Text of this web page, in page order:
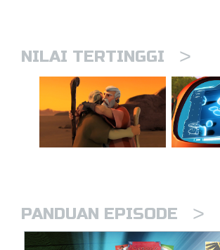
NILAI TERTINGGI >
PANDUAN EPISODE >